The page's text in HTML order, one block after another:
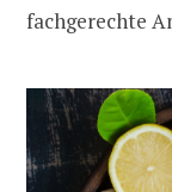
fachgerechte